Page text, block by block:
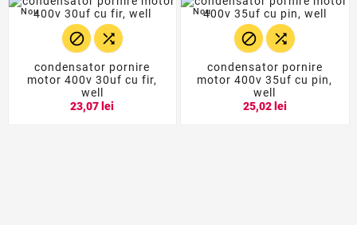
Nou
 
condensator pornire
motor 400v 30uf cu fir,
well
23,07 lei
Nou
 
condensator pornire
motor 400v 35uf cu pin,
well
25,02 lei